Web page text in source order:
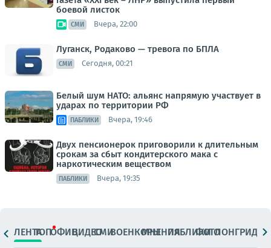
боевой листок
СМИ Вчера, 22:00
Луганск, Родаково — тревога по БПЛА
СМИ Сегодня, 00:21
Белый шум НАТО: альянс напрямую участвует в
ударах по территории РФ
ПАБЛИКИ Вчера, 19:46
Двух пенсионерок приговорили к длительным
срокам за сбыт кондитерского мака с
наркотическим веществом
ПАБЛИКИ Вчера, 19:35
ЛЕНТАТОПОФИЦ.ВИДЕОСМИВОЕНКОРЫМНЕНИЯПАБЛИКИ
ФОТОЛОНГРИДЫ